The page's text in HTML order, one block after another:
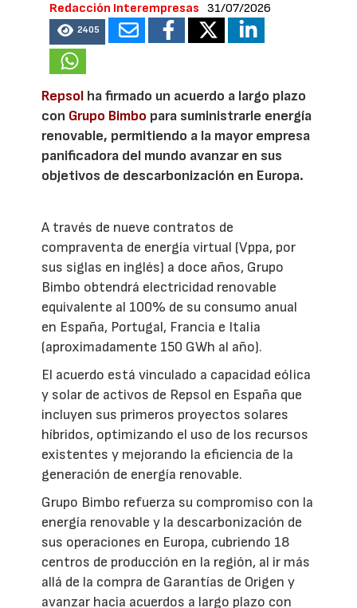
Redacción Interempresas 31/07/2026
2405
Repsol ha firmado un acuerdo a largo plazo
con Grupo Bimbo para suministrarle energía
renovable, permitiendo a la mayor empresa
panificadora del mundo avanzar en sus
objetivos de descarbonización en Europa.
A través de nueve contratos de
compraventa de energía virtual (Vppa, por
sus siglas en inglés) a doce años, Grupo
Bimbo obtendrá electricidad renovable
equivalente al 100% de su consumo anual
en España, Portugal, Francia e Italia
(aproximadamente 150 GWh al año).
El acuerdo está vinculado a capacidad eólica
y solar de activos de Repsol en España que
incluyen sus primeros proyectos solares
híbridos, optimizando el uso de los recursos
existentes y mejorando la eficiencia de la
generación de energía renovable.
Grupo Bimbo refuerza su compromiso con la
energía renovable y la descarbonización de
sus operaciones en Europa, cubriendo 18
centros de producción en la región, al ir más
allá de la compra de Garantías de Origen y
avanzar hacia acuerdos a largo plazo con